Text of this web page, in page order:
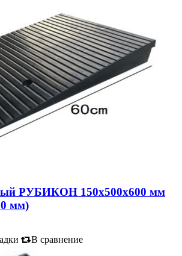
РУБИКОН 150х500х600 мм
мм)
В сравнение